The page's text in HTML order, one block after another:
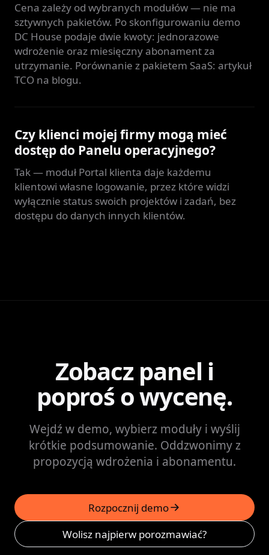
Cena zależy od wybranych modułów — nie ma
sztywnych pakietów. Po skonfigurowaniu demo
DC House podaje dwie kwoty: jednorazowe
wdrożenie oraz miesięczny abonament za
utrzymanie. Porównanie z pakietem SaaS: artykuł
TCO na blogu.
Czy klienci mojej firmy mogą mieć
dostęp do Panelu operacyjnego?
Tak — moduł Portal klienta daje każdemu
klientowi własne logowanie, przez które widzi
wyłącznie status swoich projektów i zadań, bez
dostępu do danych innych klientów.
Zobacz panel i
poproś o wycenę.
Wejdź w demo, wybierz moduły i wyślij
krótkie podsumowanie. Oddzwonimy z
propozycją wdrożenia i abonamentu.
Rozpocznij demo(otwiera w nowej karcie)
Wolisz najpierw porozmawiać?